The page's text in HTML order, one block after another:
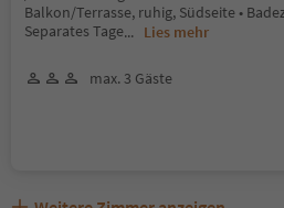
Balkon/Terrasse, ruhig, Südseite •
Separates Tage... Lies mehr
max. 3 Gäste